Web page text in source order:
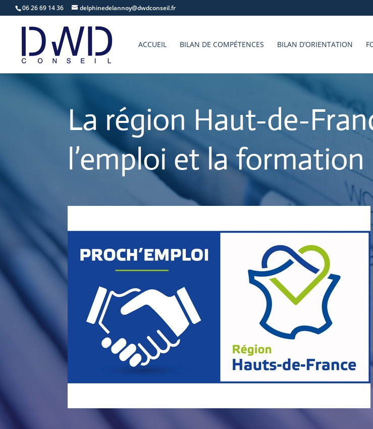
06 26 69 14 36 delphinedelannoy@dwdconseil.fr
ACCUEIL BILAN DE COMPÉTENCES BILAN D’ORIENTATION
La région Haut-de-
l’emploi et la formation